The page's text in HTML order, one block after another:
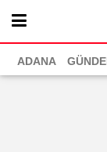
ADANA